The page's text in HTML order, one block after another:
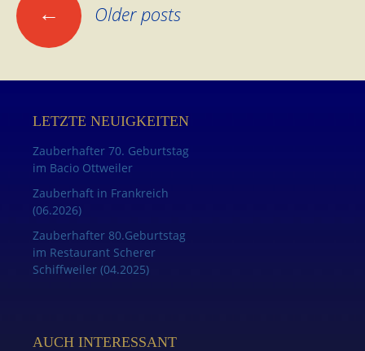
navigation
← Older posts
LETZTE NEUIGKEITEN
Zauberhafter 70. Geburtstag
im Bacio Ottweiler
Zauberhaft in Frankreich
(06.2026)
Zauberhafter 80.Geburtstag
im Restaurant Scherer
Schiffweiler (04.2025)
AUCH INTERESSANT